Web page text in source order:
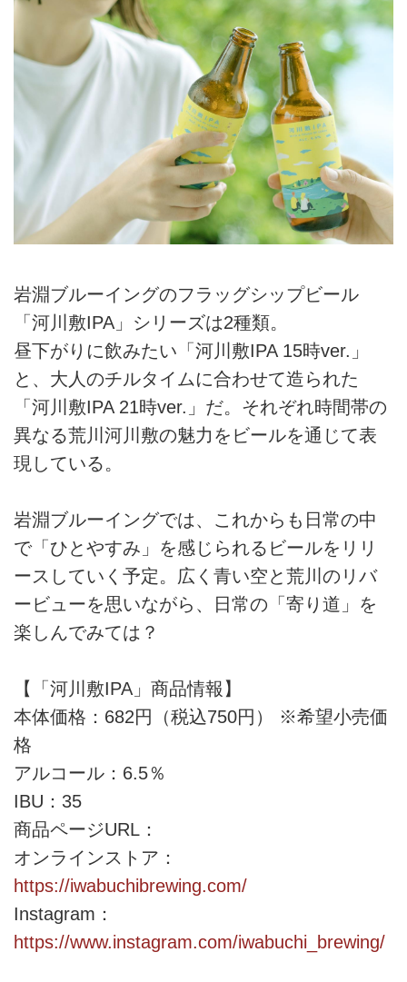
岩淵ブルーイングのフラッグシップビール
「河川敷IPA」シリーズは2種類。
昼下がりに飲みたい「河川敷IPA 15時ver.」
と、大人のチルタイムに合わせて造られた
「河川敷IPA 21時ver.」だ。それぞれ時間帯の
異なる荒川河川敷の魅力をビールを通じて表
現している。
岩淵ブルーイングでは、これからも日常の中
で「ひとやすみ」を感じられるビールをリリ
ースしていく予定。広く青い空と荒川のリバ
ービューを思いながら、日常の「寄り道」を
楽しんでみては？
【「河川敷IPA」商品情報】
本体価格：682円（税込750円） ※希望小売価
格
アルコール：6.5％
IBU：35
商品ページURL：
オンラインストア： ​
https://iwabuchibrewing.com/
Instagram：
https://www.instagram.com/iwabuchi_brewing/